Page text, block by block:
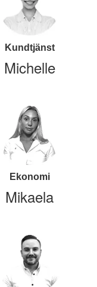
Kundtjänst
Michelle
Ekonomi
Mikaela